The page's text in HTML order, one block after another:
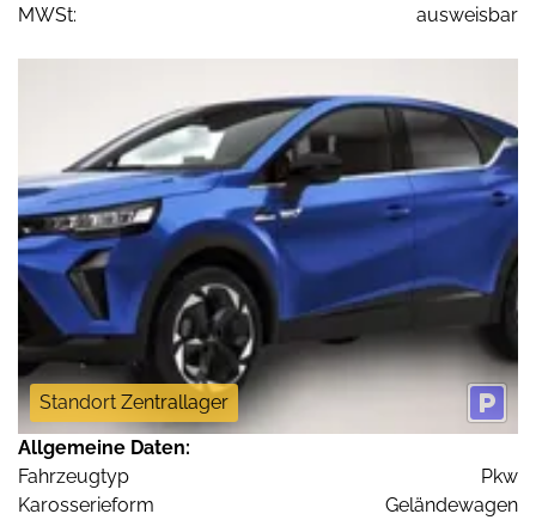
MWSt:
ausweisbar
Standort Zentrallager
Allgemeine Daten:
Fahrzeugtyp
Pkw
Karosserieform
Geländewagen